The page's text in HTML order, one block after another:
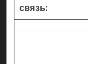
связь: